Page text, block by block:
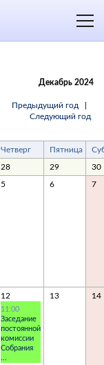
Декабрь 2024
Предыдущий год
Следующий год
Четверг Пятница
28 29 30
5 6 7
12
11:00
Заседание
постоянной
комиссии
Собрания
13 14